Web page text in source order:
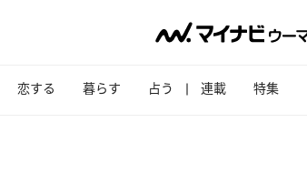
恋する 暮らす 占う 連載 特集